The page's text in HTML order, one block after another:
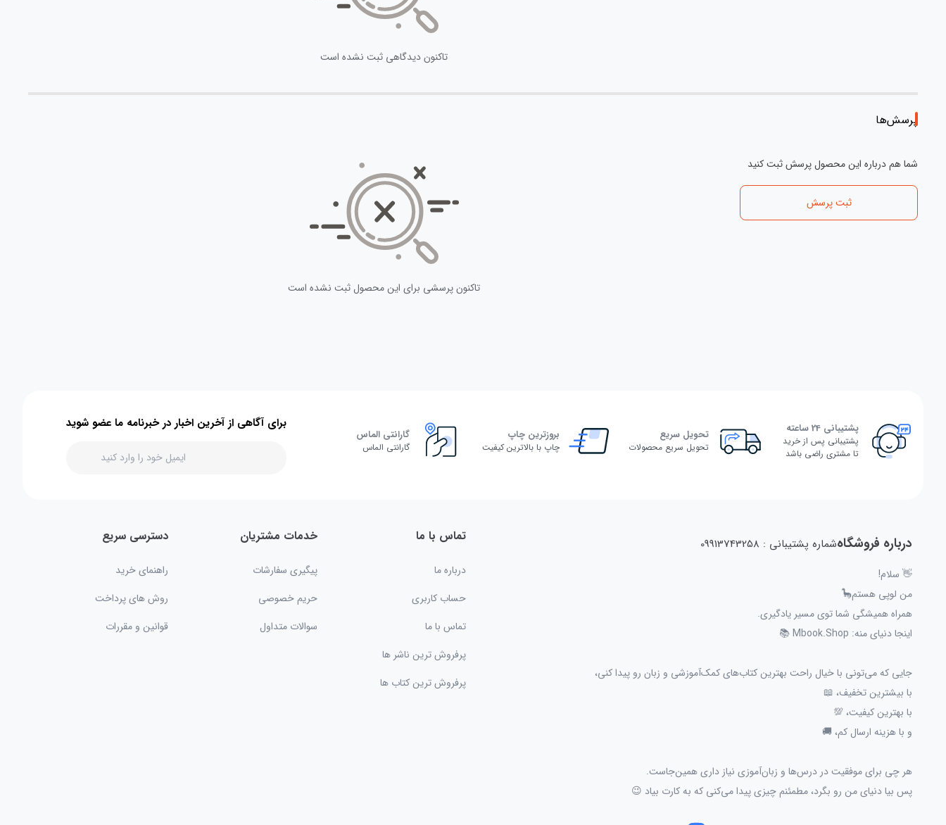
تاکنون دیدگاهی ثبت نشده است
پرسش‌ها
شما هم درباره این محصول پرسش ثبت کنید
ثبت پرسش
تاکنون پرسشی برای این محصول ثبت نشده است
پشتیبانی 24 ساعته
پشتیبانی پس از خرید
تا مشتری راضی باشد
تحویل سریع
تحویل سریع محصولات
بروزترین چاپ
چاپ با بالاترین کیفیت
گارانتی الماس
گارانتی الماس
برای آگاهی از آخرین اخبار در خبرنامه ما عضو شوید
درباره فروشگاهشماره پشتیبانی : 09913743258
👋 سلام!
من لوپی هستم🦕
همراه همیشگی شما توی مسیر یادگیری.
اینجا دنیای منه: Mbook.Shop 📚
جایی که می‌تونی با خیال راحت بهترین کتاب‌های کمک‌آموزشی و زبان رو پیدا کنی،
با بیشترین تخفیف، 📖
با بهترین کیفیت، 💯
و با هزینه ارسال کم، 🚚
هر چی برای موفقیت در درس‌ها و زبان‌آموزی نیاز داری همین‌جاست.
پس بیا دنیای من رو بگرد، مطمئنم چیزی پیدا می‌کنی که به کارت بیاد 😉
تماس با ما
درباره ما
حساب کاربری
تماس با ما
پرفروش ترین ناشر ها
پرفروش ترین کتاب ها
خدمات مشتریان
پیگیری سفارشات
حریم خصوصی
سوالات متداول
دسترسی سریع
راهنمای خرید
روش های پرداخت
قوانین و مقررات